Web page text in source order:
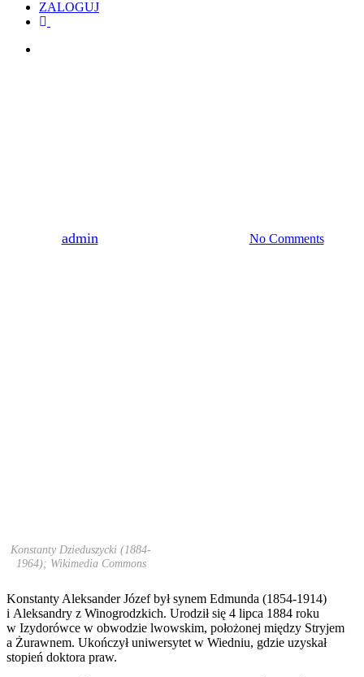
ZALOGUJ
facebook
admin No Comments
Konstanty Dzieduszycki (1884-
1964); Wikimedia Commons
Konstanty Aleksander Józef był synem Edmunda (1854-1914)
i Aleksandry z Winogrodzkich. Urodził się 4 lipca 1884 roku
w Izydorówce w obwodzie lwowskim, położonej między Stryjem
a Żurawnem. Ukończył uniwersytet w Wiedniu, gdzie uzyskał
stopień doktora praw.